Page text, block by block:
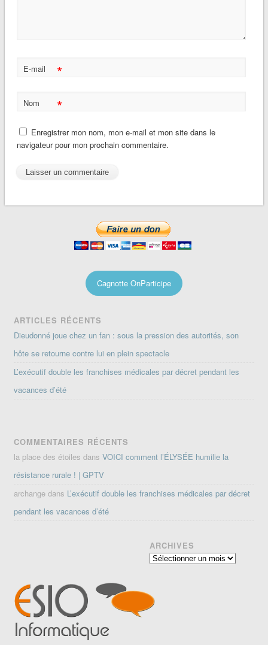
E-mail *
Nom *
Enregistrer mon nom, mon e-mail et mon site dans le
navigateur pour mon prochain commentaire.
Cagnotte OnParticipe
ARTICLES RÉCENTS
Dieudonné joue chez un fan : sous la pression des autorités, son
hôte se retourne contre lui en plein spectacle
L’exécutif double les franchises médicales par décret pendant les
vacances d’été
COMMENTAIRES RÉCENTS
la place des étoiles dansVOICI comment l’ÉLYSÉE humilie la
résistance rurale ! | GPTV
archange dans L’exécutif double les franchises médicales par décret
pendant les vacances d’été
ARCHIVES
Archives